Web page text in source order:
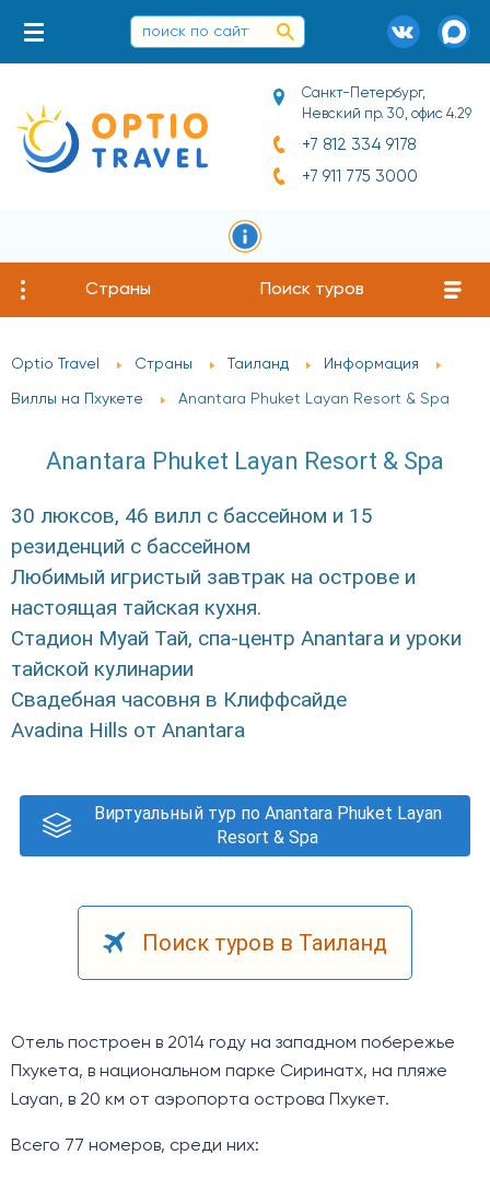
Санкт-Петербург,
Невский пр. 30, офис 4.29
+7 812 334 9178
+7 911 775 3000
Страны Поиск туров
Optio Travel Страны Таиланд Информация
Виллы на Пхукете Anantara Phuket Layan Resort & Spa
Anantara Phuket Layan Resort & Spa
30 люксов, 46 вилл с бассейном и 15
резиденций с бассейном
Любимый игристый завтрак на острове и
настоящая тайская кухня.
Стадион Муай Тай, спа-центр Anantara и уроки
тайской кулинарии
Свадебная часовня в Клиффсайде
Avadina Hills от Anantara
Виртуальный тур по Anantara Phuket Layan
Resort & Spa
Поиск туров в Таиланд
Отель построен в 2014 году на западном побережье
Пхукета, в национальном парке Сиринатх, на пляже
Layan, в 20 км от аэропорта острова Пхукет.
Всего 77 номеров, среди них: